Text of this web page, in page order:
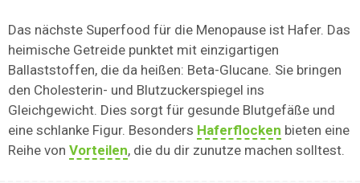
Das nächste Superfood für die Menopause ist Hafer. Das
heimische Getreide punktet mit einzigartigen
Ballaststoffen, die da heißen: Beta-Glucane. Sie bringen
den Cholesterin- und Blutzuckerspiegel ins
Gleichgewicht. Dies sorgt für gesunde Blutgefäße und
eine schlanke Figur. Besonders Haferflocken bieten eine
Reihe von Vorteilen, die du dir zunutze machen solltest.